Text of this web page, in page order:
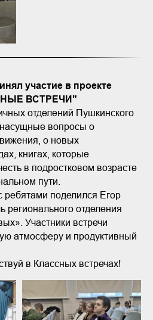
участие в проекте
ВСТРЕЧИ"
отделений Пушкинского
вопросы о
о новых
книгах, которые
в подростковом возрасте
пути.
поделился Егор
регионального отделения
Участники встречи
атмосферу и продуктивный
в Классных встречах!